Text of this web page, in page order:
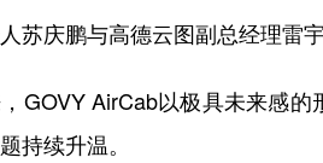
庆鹏与高德云图副总经理雷
AirCab以极具未来感的
持续升温。